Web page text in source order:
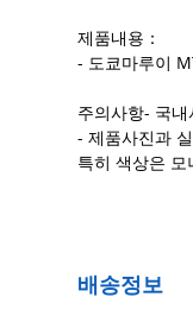
제품내용：
- 도쿄마루이
주의사항- 국
- 제품사진과
특히 색상은
배송정보